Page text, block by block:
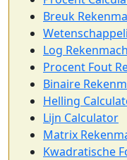
Breuk
Log
Procent Fout
Binaire
Helling
Lijn Calculator
Matrix
Kwadratische